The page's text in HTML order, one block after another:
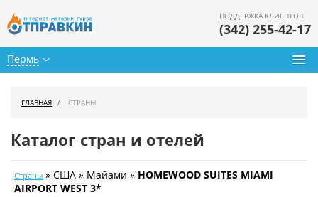
Пермь
ПОДДЕРЖКА КЛИЕНТОВ
(342) 255-42-17
Календарь туров
ГЛАВНАЯ СТРАНЫ
Каталог стран и отелей
Страны » США » Майами » HOMEWOOD SUITES MIAMI
AIRPORT WEST 3*